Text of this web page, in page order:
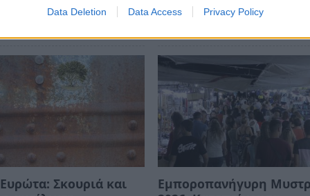
Data Deletion Data Access Privacy Policy
Σκουριά και
Εμποροπανήγυρη